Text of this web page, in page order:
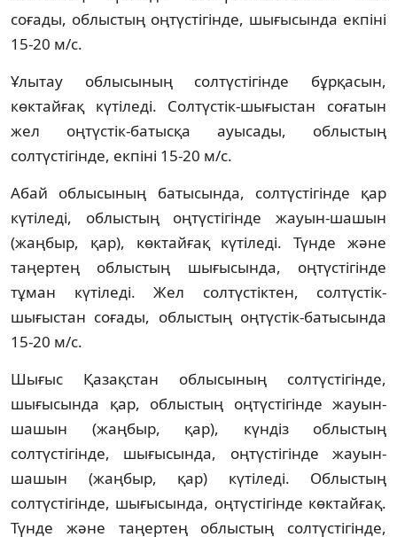
соғады, облыстың оңтүстігінде, шығысында екпіні
15-20 м/с.
Ұлытау облысының солтүстігінде бұрқасын,
көктайғақ күтіледі. Солтүстік-шығыстан соғатын
жел оңтүстік-батысқа ауысады, облыстың
солтүстігінде, екпіні 15-20 м/с.
Абай облысының батысында, солтүстігінде қар
күтіледі, облыстың оңтүстігінде жауын-шашын
(жаңбыр, қар), көктайғақ күтіледі. Түнде және
таңертең облыстың шығысында, оңтүстігінде
тұман күтіледі. Жел солтүстіктен, солтүстік-
шығыстан соғады, облыстың оңтүстік-батысында
15-20 м/с.
Шығыс Қазақстан облысының солтүстігінде,
шығысында қар, облыстың оңтүстігінде жауын-
шашын (жаңбыр, қар), күндіз облыстың
солтүстігінде, шығысында, оңтүстігінде жауын-
шашын (жаңбыр, қар) күтіледі. Облыстың
солтүстігінде, шығысында, оңтүстігінде көктайғақ.
Түнде және таңертең облыстың солтүстігінде,